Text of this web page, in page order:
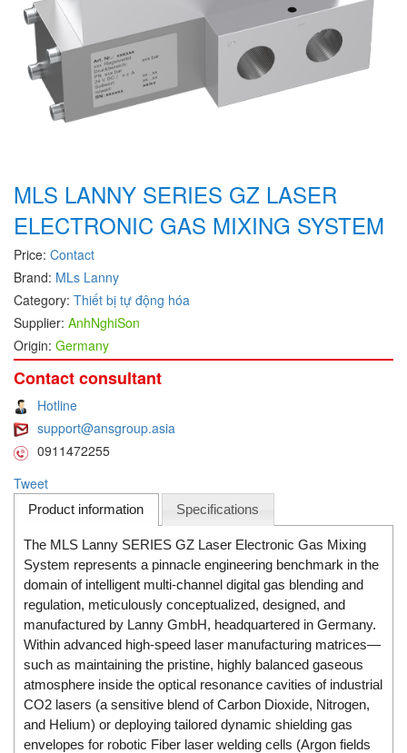
CTC
Cygnus
Cypet Vietnam
Daehan Sensor
Daito Kogyo
Datalogic Vietnam
Datexel
Debron VietNam
Delmhorst VietNam
DELTA
Delta Ohm
Delta sensor
Delta-mobrey
DEMA Engineering/ Foam- IT
DESAX
DET-TRONICS
Deublin
Diakont
Dias Infrared
DINA Elektronik
Dinel
Di-Soric
Di-Soric
Dixon Valve
MLS LANNY SERIES GZ LASER
ELECTRONIC GAS MIXING SYSTEM
Price: Contact
Brand: MLs Lanny
Category: Thiết bị tự động hóa
Supplier: AnhNghiSon
Origin: Germany
Contact consultant
Hotline
support@ansgroup.asia
0911472255
Tweet
Product information Specifications
The MLS Lanny SERIES GZ Laser Electronic Gas Mixing
System represents a pinnacle engineering benchmark in the
domain of intelligent multi-channel digital gas blending and
regulation, meticulously conceptualized, designed, and
manufactured by Lanny GmbH, headquartered in Germany.
Within advanced high-speed laser manufacturing matrices—
such as maintaining the pristine, highly balanced gaseous
atmosphere inside the optical resonance cavities of industrial
CO2 lasers (a sensitive blend of Carbon Dioxide, Nitrogen,
and Helium) or deploying tailored dynamic shielding gas
envelopes for robotic Fiber laser welding cells (Argon fields